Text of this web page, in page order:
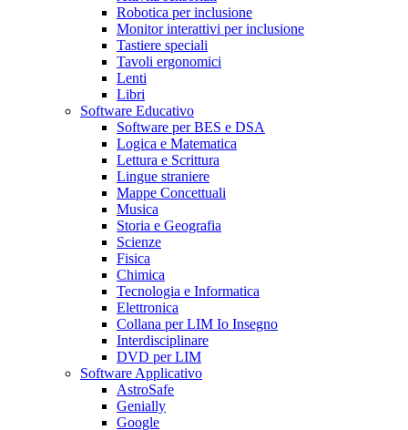
Robotica per inclusione
Monitor interattivi per inclusione
Tastiere speciali
Tavoli ergonomici
Lenti
Libri
Software Educativo
Software per BES e DSA
Logica e Matematica
Lettura e Scrittura
Lingue straniere
Mappe Concettuali
Musica
Storia e Geografia
Scienze
Fisica
Chimica
Tecnologia e Informatica
Elettronica
Collana per LIM Io Insegno
Interdisciplinare
DVD per LIM
Software Applicativo
AstroSafe
Genially
Google